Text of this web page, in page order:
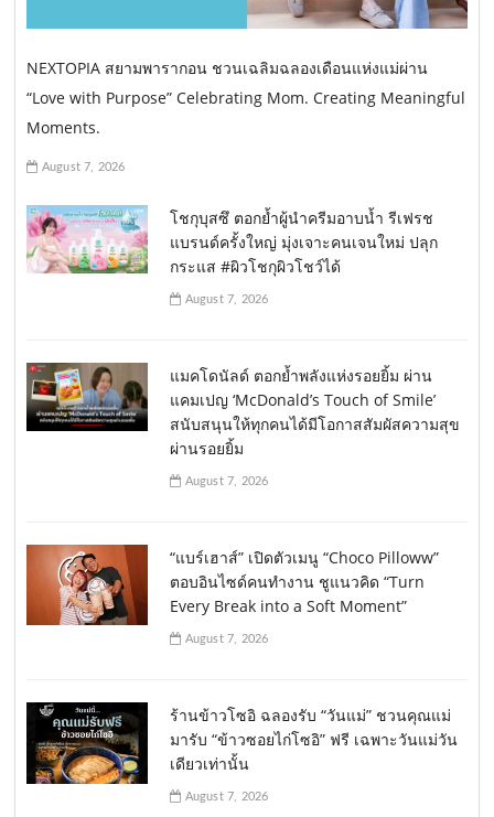
NEXTOPIA สยามพารากอน ชวนเฉลิมฉลองเดือนแห่งแม่ผ่าน
“Love with Purpose” Celebrating Mom. Creating Meaningful
Moments.
August 7, 2026
โชกุบุสซึ ตอกย้ำผู้นำครีมอาบน้ำ รีเฟรช
แบรนด์ครั้งใหญ่ มุ่งเจาะคนเจนใหม่ ปลุก
กระแส #ผิวโชกุผิวโชว์ได้
August 7, 2026
แมคโดนัลด์ ตอกย้ำพลังแห่งรอยยิ้ม ผ่าน
แคมเปญ ‘McDonald’s Touch of Smile’
สนับสนุนให้ทุกคนได้มีโอกาสสัมผัสความสุข
ผ่านรอยยิ้ม
August 7, 2026
“แบร์เฮาส์” เปิดตัวเมนู “Choco Pilloww”
ตอบอินไซด์คนทำงาน ชูแนวคิด “Turn
Every Break into a Soft Moment”
August 7, 2026
ร้านข้าวโซอิ ฉลองรับ “วันแม่” ชวนคุณแม่
มารับ “ข้าวซอยไก่โซอิ” ฟรี เฉพาะวันแม่วัน
เดียวเท่านั้น
August 7, 2026